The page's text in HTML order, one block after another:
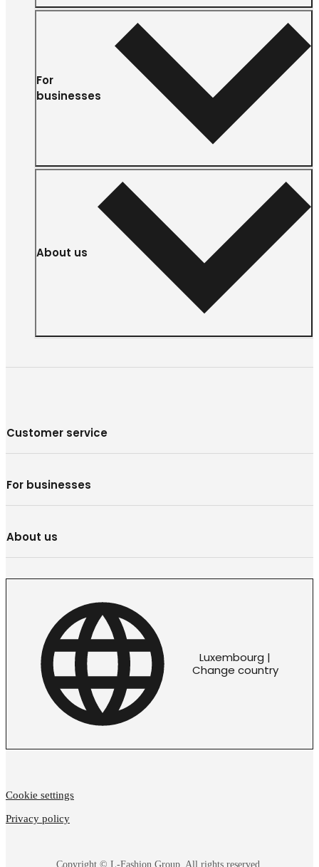
For
businesses
About us
Customer service
For businesses
About us
Luxembourg |
Change country
Copyright © L-Fashion Group. All rights reserved.
Cookie settings
Privacy policy